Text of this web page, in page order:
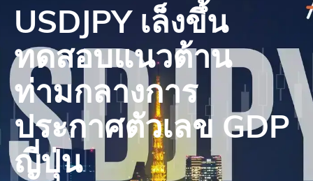
USDJPY เล็งขึ้น
ทดสอบแนวต้าน
ท่ามกลางการ
ประกาศตัวเลข GDP
ญี่ปุ่น